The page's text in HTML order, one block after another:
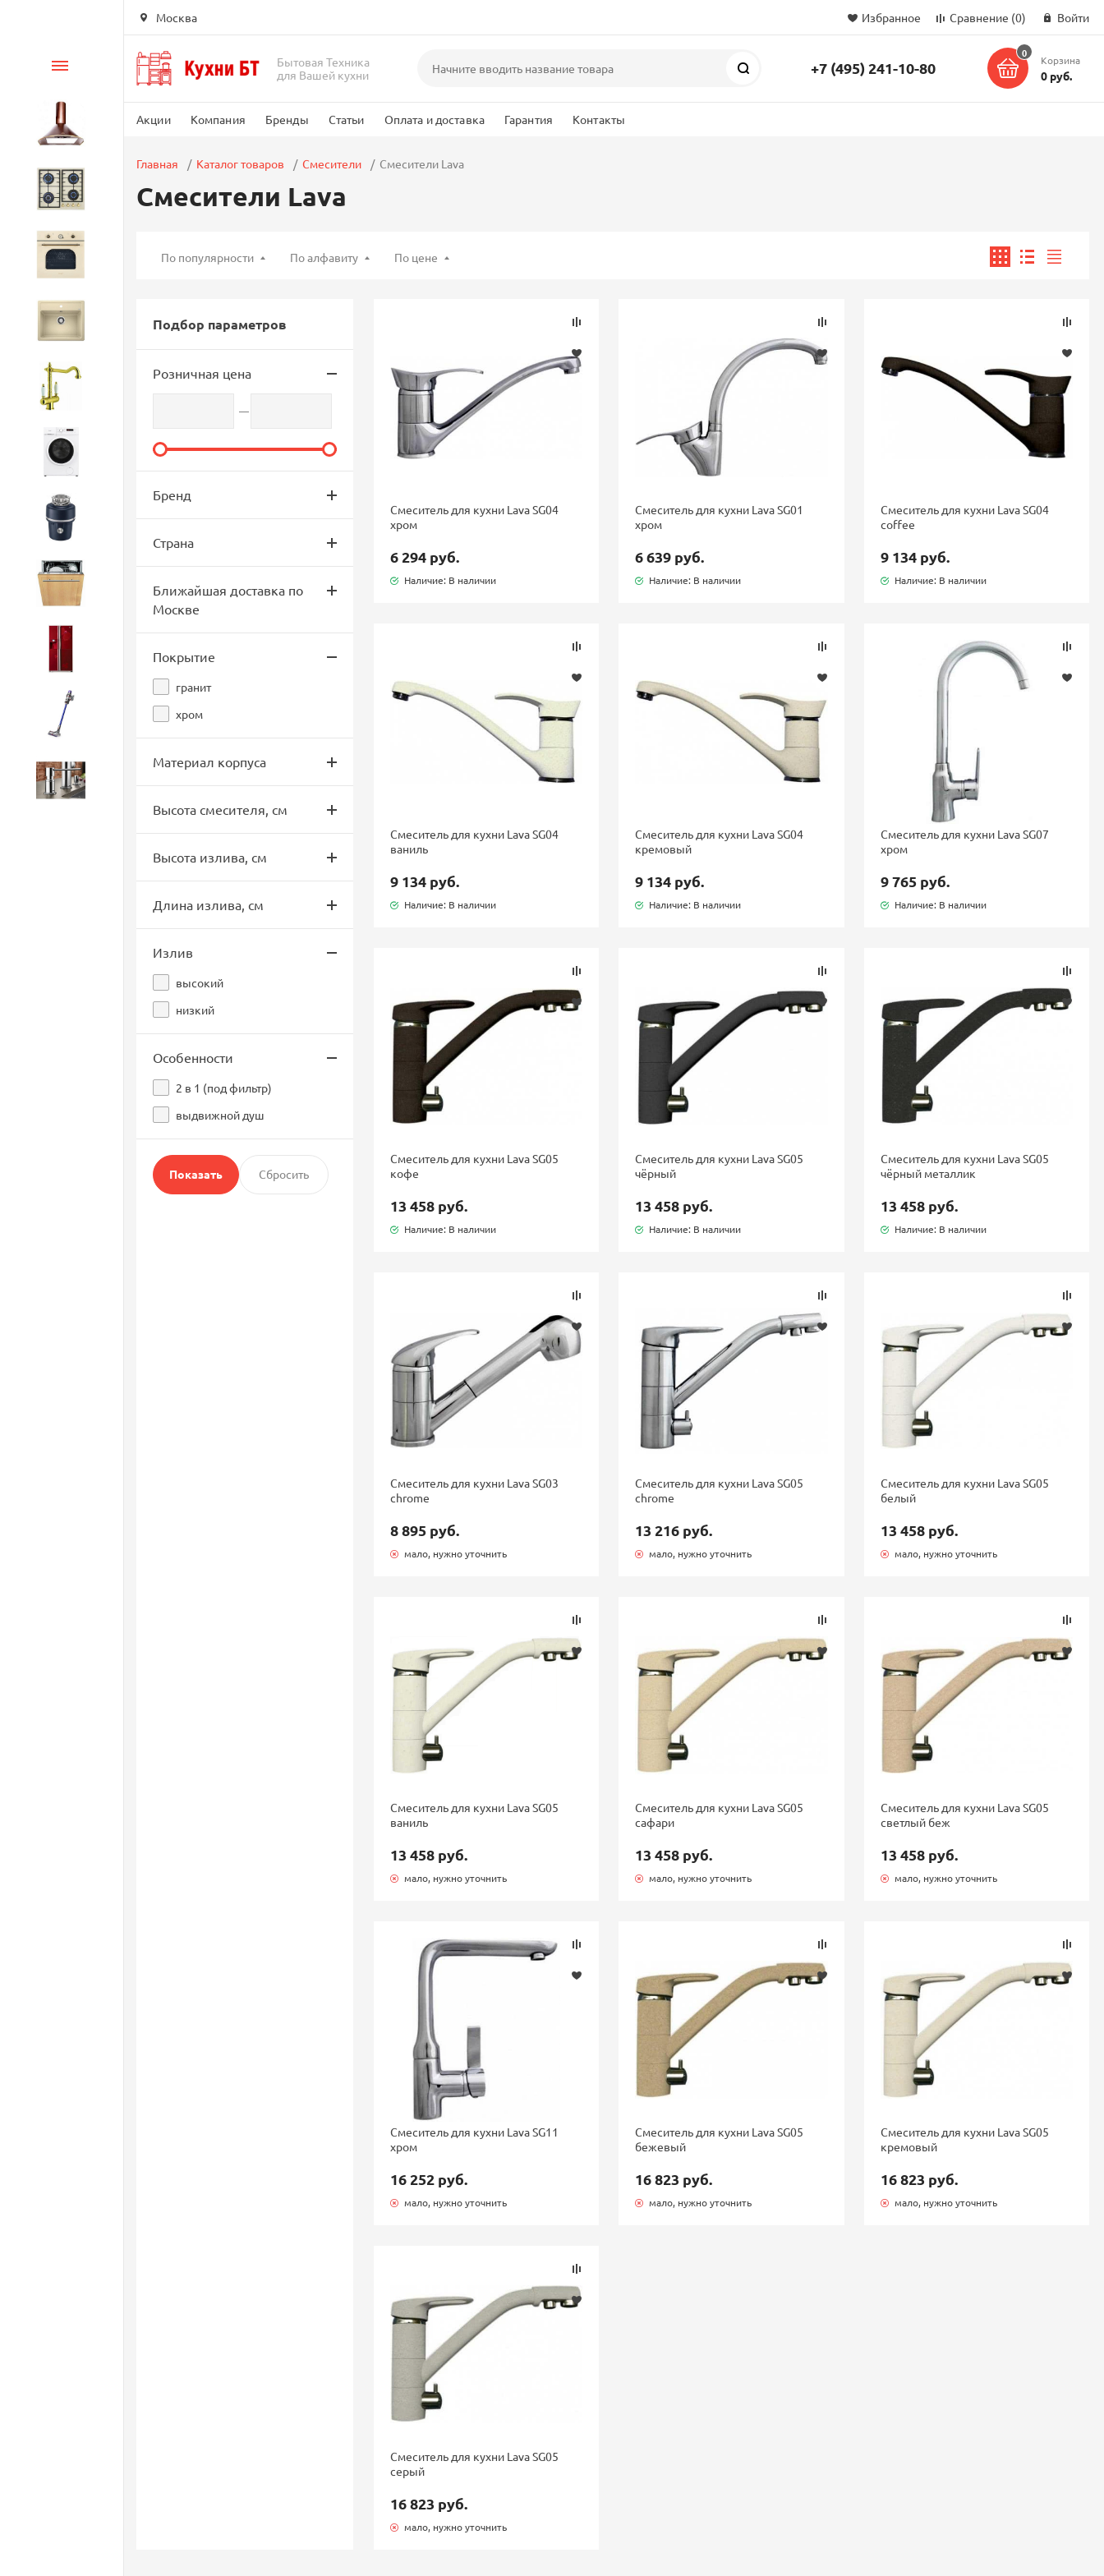
Москва Избранное Сравнение (0) Войти
Бытовая Техника
для Вашей кухни
Поиск +7 (495) 241-10-80
0
Корзина
0 руб.
Акции Компания Бренды Статьи Оплата и доставка Гарантия Контакты
Каталог
Вытяжки
Варочные панели
Духовые шкафы
Кухонные мойки
Стиральные машины
Измельчители
Посудомоечные машины
Бытовая техника
Главная Каталог товаров Смесители Смесители Lava
Смесители Lava
По популярности По алфавиту По цене
Подбор параметров
Розничная цена
Бренд
Страна
Ближайшая доставка по
Москве
Покрытие
гранит
хром
Материал корпуса
Высота смесителя, см
Высота излива, см
Длина излива, см
Излив
высокий
низкий
Особенности
2 в 1 (под фильтр)
выдвижной душ
Смеситель для кухни Lava SG04
хром
6 294 руб.
Наличие: В наличии
Смеситель для кухни Lava SG01
хром
6 639 руб.
Наличие: В наличии
Смеситель для кухни Lava SG04
coffee
9 134 руб.
Наличие: В наличии
Смеситель для кухни Lava SG04
ваниль
9 134 руб.
Наличие: В наличии
Смеситель для кухни Lava SG04
кремовый
9 134 руб.
Наличие: В наличии
Смеситель для кухни Lava SG07
хром
9 765 руб.
Наличие: В наличии
Смеситель для кухни Lava SG05
кофе
13 458 руб.
Наличие: В наличии
Смеситель для кухни Lava SG05
чёрный
13 458 руб.
Наличие: В наличии
Смеситель для кухни Lava SG05
чёрный металлик
13 458 руб.
Наличие: В наличии
Смеситель для кухни Lava SG03
chrome
8 895 руб.
мало, нужно уточнить
Смеситель для кухни Lava SG05
chrome
13 216 руб.
мало, нужно уточнить
Смеситель для кухни Lava SG05
белый
13 458 руб.
мало, нужно уточнить
Смеситель для кухни Lava SG05
ваниль
13 458 руб.
мало, нужно уточнить
Смеситель для кухни Lava SG05
сафари
13 458 руб.
мало, нужно уточнить
Смеситель для кухни Lava SG05
светлый беж
13 458 руб.
мало, нужно уточнить
Смеситель для кухни Lava SG11
хром
16 252 руб.
мало, нужно уточнить
Смеситель для кухни Lava SG05
бежевый
16 823 руб.
мало, нужно уточнить
Смеситель для кухни Lava SG05
кремовый
16 823 руб.
мало, нужно уточнить
Смеситель для кухни Lava SG05
серый
16 823 руб.
мало, нужно уточнить